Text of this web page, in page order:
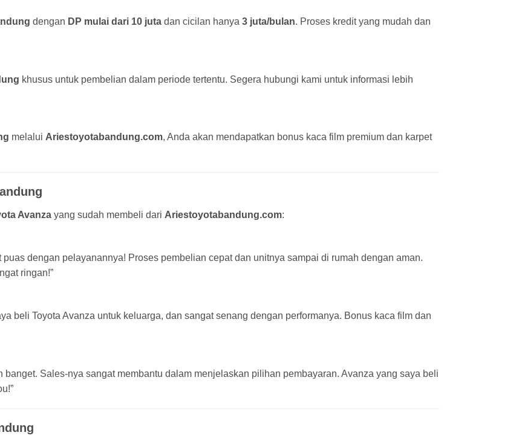
dengan DP mulai dari 10 jutadan cicilan hanya 3 juta/bulan. Proses kredit yang mudah dan
khusus untuk pembelian dalam periode tertentu. Segera hubungi kami untuk informasi lebih
melalui Ariestoyotabandung.com, Anda akan mendapatkan bonus kaca film premium dan karpet
Avanza yang sudah membeli dari Ariestoyotabandung.com:
dengan pelayanannya! Proses pembelian cepat dan unitnya sampai di rumah dengan aman.
ringan!”
beli Toyota Avanza untuk keluarga, dan sangat senang dengan performanya. Bonus kaca film dan
banget. Sales-nya sangat membantu dalam menjelaskan pilihan pembayaran. Avanza yang saya beli